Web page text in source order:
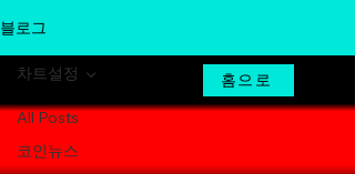
블로그
All Posts
코인뉴스
차트설정 홈으로